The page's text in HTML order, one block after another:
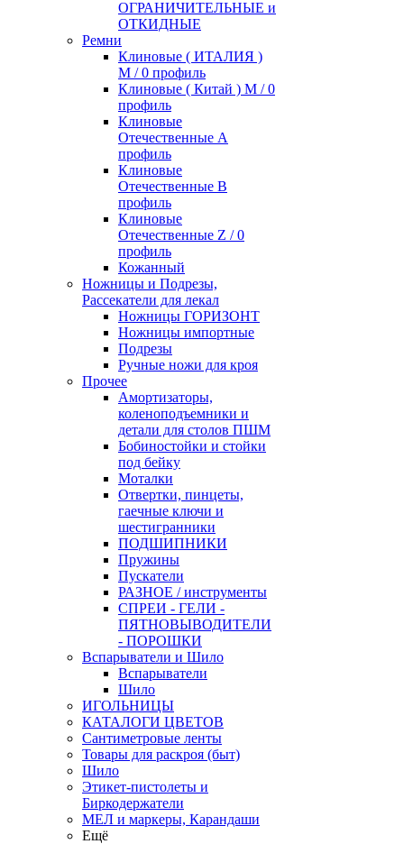
ОГРАНИЧИТЕЛЬНЫЕ и
ОТКИДНЫЕ
Ремни
Клиновые ( ИТАЛИЯ )
М / 0 профиль
Клиновые ( Китай ) М / 0
профиль
Клиновые
Отечественные А
профиль
Клиновые
Отечественные В
профиль
Клиновые
Отечественные Z / 0
профиль
Кожанный
Ножницы и Подрезы,
Рассекатели для лекал
Ножницы ГОРИЗОНТ
Ножницы импортные
Подрезы
Ручные ножи для кроя
Прочее
Амортизаторы,
коленоподъемники и
детали для столов ПШМ
Бобиностойки и стойки
под бейку
Моталки
Отвертки, пинцеты,
гаечные ключи и
шестигранники
ПОДШИПНИКИ
Пружины
Пускатели
РАЗНОЕ / инструменты
СПРЕИ - ГЕЛИ -
ПЯТНОВЫВОДИТЕЛИ
- ПОРОШКИ
Вспарыватели и Шило
Вспарыватели
Шило
ИГОЛЬНИЦЫ
КАТАЛОГИ ЦВЕТОВ
Сантиметровые ленты
Товары для раскроя (быт)
Шило
Этикет-пистолеты и
Биркодержатели
МЕЛ и маркеры, Карандаши
Ещё